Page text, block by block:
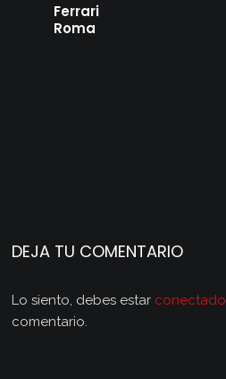
Ferrari
Roma
DEJA TU COMENTARIO
Lo siento, debes estar conectado
comentario.